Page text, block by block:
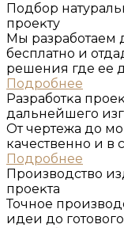
Подбор
проеĸту
Мы разработаем
бесплатно и
решения где ее
Подробнее
Разработĸа
дальнейшего
От чертежа до
качественно и в
Подробнее
Производство
проеĸта
Точное
идеи до